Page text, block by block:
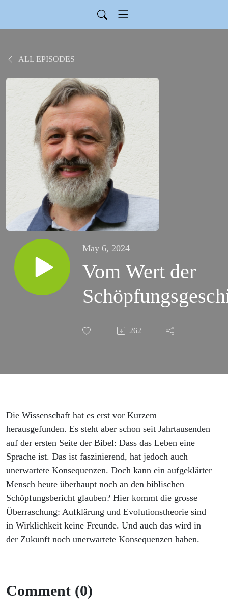
ALL EPISODES
May 6, 2024
Vom Wert der
262
Die Wissenschaft hat es erst vor Kurzem
herausgefunden. Es steht aber schon seit Jahrtausenden
auf der ersten Seite der Bibel: Dass das Leben eine
Sprache ist. Das ist faszinierend, hat jedoch auch
unerwartete Konsequenzen. Doch kann ein aufgeklärter
Mensch heute überhaupt noch an den biblischen
Schöpfungsbericht glauben? Hier kommt die grosse
Überraschung: Aufklärung und Evolutionstheorie sind
in Wirklichkeit keine Freunde. Und auch das wird in
der Zukunft noch unerwartete Konsequenzen haben.
Comment (0)